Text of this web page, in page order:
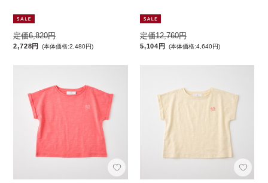
定価6,820円
2,728円 (本体価格:2,480円)
定価12,760円
5,104円 (本体価格:4,640円)